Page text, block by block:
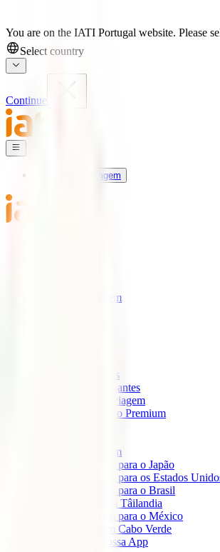
You are on the IATI Portugal website. Please
Select country
Continue
Seguros de Viagem
Seguros de Viagem
IATI Escapadinhas
IATI Grandes Viajantes
IATI Anual Multiviagem
IATI Cancelamento Premium
Seguros de Viagem
Seguro de viagem para o Japão
Seguro de viagem para os Estados
Seguro de viagem para o Brasil
Seguro de Viagem Tâilandia
Seguro de viagem para o México
Seguro de viagem Cabo Verde
Descarregue a nossa App